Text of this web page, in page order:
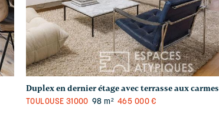
Duplex en dernier étage avec terrasse aux carmes
TOULOUSE 31000 98 m² 465 000 €